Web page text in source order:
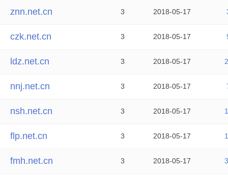
znn.net.cn 3 2018-05-17
czk.net.cn 3 2018-05-17
ldz.net.cn 3 2018-05-17
nnj.net.cn 3 2018-05-17
nsh.net.cn 3 2018-05-17
flp.net.cn 3 2018-05-17
fmh.net.cn 3 2018-05-17